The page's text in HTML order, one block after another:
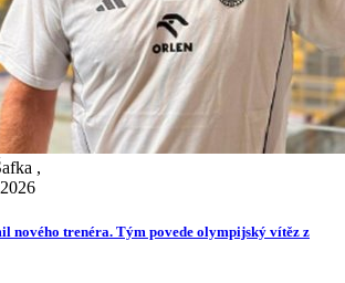
,
nového trenéra. Tým povede olympijský vítěz z